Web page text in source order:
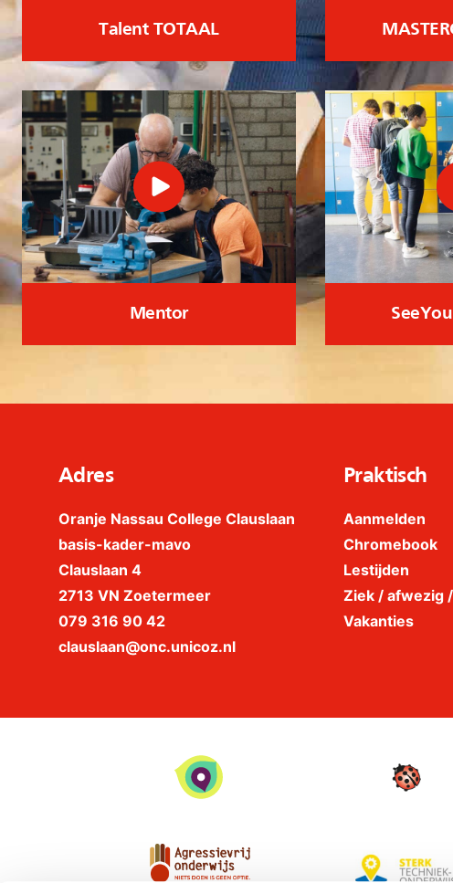
Talent TOTAAL
Mentor
Adres
Oranje Nassau College Clauslaan
basis-kader-mavo
Clauslaan 4
2713 VN Zoetermeer
079 316 90 42
clauslaan@onc.unicoz.nl
Praktisch
Aanmelden
Chromebook
Lestijden
Ziek / afwezig
Vakanties